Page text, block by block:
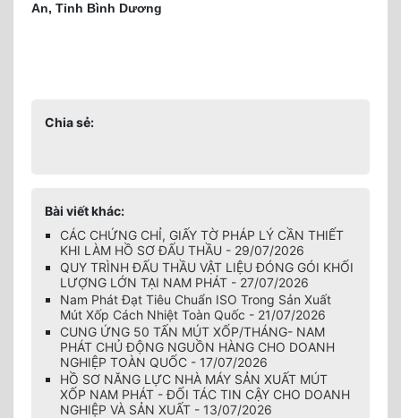
An, Tỉnh Bình Dương
Chia sẻ:
Bài viết khác:
CÁC CHỨNG CHỈ, GIẤY TỜ PHÁP LÝ CẦN THIẾT
KHI LÀM HỒ SƠ ĐẤU THẦU - 29/07/2026
QUY TRÌNH ĐẤU THẦU VẬT LIỆU ĐÓNG GÓI KHỐI
LƯỢNG LỚN TẠI NAM PHÁT - 27/07/2026
Nam Phát Đạt Tiêu Chuẩn ISO Trong Sản Xuất
Mút Xốp Cách Nhiệt Toàn Quốc - 21/07/2026
CUNG ỨNG 50 TẤN MÚT XỐP/THÁNG- NAM
PHÁT CHỦ ĐỘNG NGUỒN HÀNG CHO DOANH
NGHIỆP TOÀN QUỐC - 17/07/2026
HỒ SƠ NĂNG LỰC NHÀ MÁY SẢN XUẤT MÚT
XỐP NAM PHÁT - ĐỐI TÁC TIN CẬY CHO DOANH
NGHIỆP VÀ SẢN XUẤT - 13/07/2026